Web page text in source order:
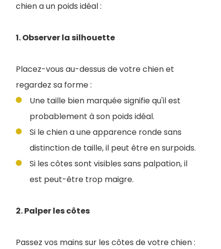
chien a un poids idéal :
1. Observer la silhouette
Placez-vous au-dessus de votre chien et
regardez sa forme :
Une taille bien marquée signifie qu'il est
probablement à son poids idéal.
Si le chien a une apparence ronde sans
distinction de taille, il peut être en surpoids.
Si les côtes sont visibles sans palpation, il
est peut-être trop maigre.
2. Palper les côtes
Passez vos mains sur les côtes de votre chien :